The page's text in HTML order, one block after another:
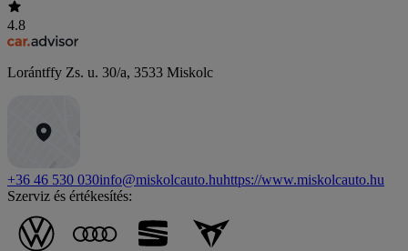
4.8
Lorántffy Zs. u. 30/a, 3533 Miskolc
+36 46 530 030info@miskolcauto.huhttps://www.miskolcauto.hu
Szerviz és értékesítés: